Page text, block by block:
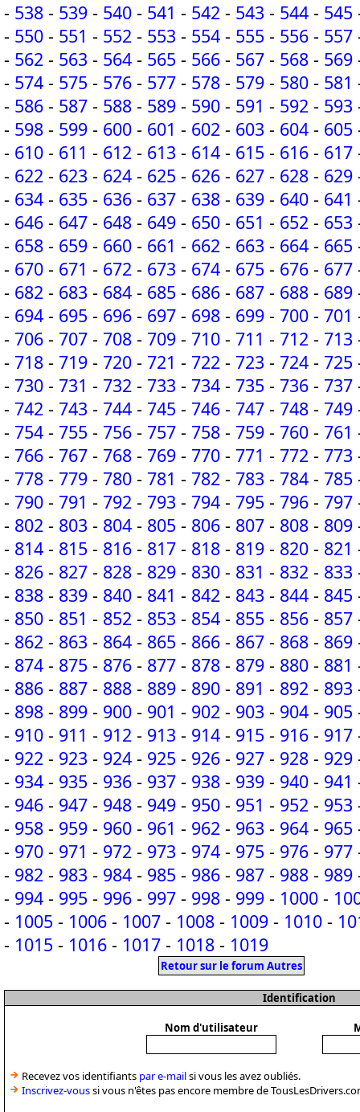
- 538 - 539 - 540 - 541 - 542 - 543 - 544 - 545
- 550 - 551 - 552 - 553 - 554 - 555 - 556 - 557
- 562 - 563 - 564 - 565 - 566 - 567 - 568 - 569
- 574 - 575 - 576 - 577 - 578 - 579 - 580 - 581
- 586 - 587 - 588 - 589 - 590 - 591 - 592 - 593
- 598 - 599 - 600 - 601 - 602 - 603 - 604 - 605
- 610 - 611 - 612 - 613 - 614 - 615 - 616 - 617
- 622 - 623 - 624 - 625 - 626 - 627 - 628 - 629
- 634 - 635 - 636 - 637 - 638 - 639 - 640 - 641
- 646 - 647 - 648 - 649 - 650 - 651 - 652 - 653
- 658 - 659 - 660 - 661 - 662 - 663 - 664 - 665
- 670 - 671 - 672 - 673 - 674 - 675 - 676 - 677
- 682 - 683 - 684 - 685 - 686 - 687 - 688 - 689
- 694 - 695 - 696 - 697 - 698 - 699 - 700 - 701
- 706 - 707 - 708 - 709 - 710 - 711 - 712 - 713
- 718 - 719 - 720 - 721 - 722 - 723 - 724 - 725
- 730 - 731 - 732 - 733 - 734 - 735 - 736 - 737
- 742 - 743 - 744 - 745 - 746 - 747 - 748 - 749
- 754 - 755 - 756 - 757 - 758 - 759 - 760 - 761
- 766 - 767 - 768 - 769 - 770 - 771 - 772 - 773
- 778 - 779 - 780 - 781 - 782 - 783 - 784 - 785
- 790 - 791 - 792 - 793 - 794 - 795 - 796 - 797
- 802 - 803 - 804 - 805 - 806 - 807 - 808 - 809
- 814 - 815 - 816 - 817 - 818 - 819 - 820 - 821
- 826 - 827 - 828 - 829 - 830 - 831 - 832 - 833
- 838 - 839 - 840 - 841 - 842 - 843 - 844 - 845
- 850 - 851 - 852 - 853 - 854 - 855 - 856 - 857
- 862 - 863 - 864 - 865 - 866 - 867 - 868 - 869
- 874 - 875 - 876 - 877 - 878 - 879 - 880 - 881
- 886 - 887 - 888 - 889 - 890 - 891 - 892 - 893
- 898 - 899 - 900 - 901 - 902 - 903 - 904 - 905
- 910 - 911 - 912 - 913 - 914 - 915 - 916 - 917
- 922 - 923 - 924 - 925 - 926 - 927 - 928 - 929
- 934 - 935 - 936 - 937 - 938 - 939 - 940 - 941
- 946 - 947 - 948 - 949 - 950 - 951 - 952 - 953
- 958 - 959 - 960 - 961 - 962 - 963 - 964 - 965
- 970 - 971 - 972 - 973 - 974 - 975 - 976 - 977
- 982 - 983 - 984 - 985 - 986 - 987 - 988 - 989
- 994 - 995 - 996 - 997 - 998 - 999 - 1000 -
- 1005 - 1006 - 1007 - 1008 - 1009 - 1010 -
- 1015 - 1016 - 1017 - 1018 - 1019
Retour sur le forum Autres
Identification
Nom d'utilisateur
Recevez vos identifiants par e-mailsi vous les avez oubliés.
Inscrivez-voussi vous n'êtes pas encore membre de